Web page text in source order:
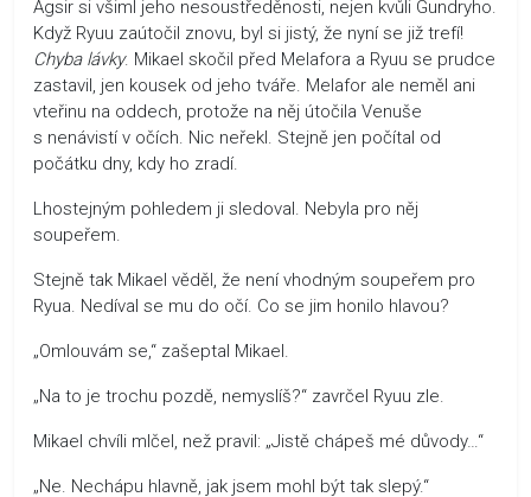
Agsir si všiml jeho nesoustředěnosti, nejen kvůli Gundryho.
Když Ryuu zaútočil znovu, byl si jistý, že nyní se již trefí!
Chyba lávky. Mikael skočil před Melafora a Ryuu se prudce
zastavil, jen kousek od jeho tváře. Melafor ale neměl ani
vteřinu na oddech, protože na něj útočila Venuše
s nenávistí v očích. Nic neřekl. Stejně jen počítal od
počátku dny, kdy ho zradí.
Lhostejným pohledem ji sledoval. Nebyla pro něj
soupeřem.
Stejně tak Mikael věděl, že není vhodným soupeřem pro
Ryua. Nedíval se mu do očí. Co se jim honilo hlavou?
„Omlouvám se,“ zašeptal Mikael.
„Na to je trochu pozdě, nemyslíš?“ zavrčel Ryuu zle.
Mikael chvíli mlčel, než pravil: „Jistě chápeš mé důvody…“
„Ne. Nechápu hlavně, jak jsem mohl být tak slepý.“